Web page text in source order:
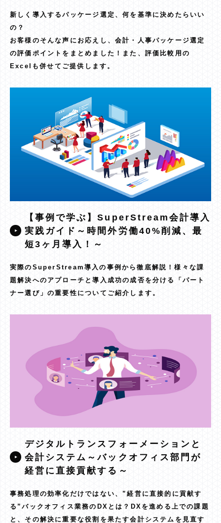
新しく導入するパッケージ選定、何を基準に決めたらいい
の？
お客様のそんな声にお応えし、会計・人事パッケージ選定
の評価ポイントをまとめました！また、評価比較用の
Excelも併せてご提供します。
【事例で学ぶ】SuperStream会計導入
実践ガイド～時間外労働40%削減、最
短3ヶ月導入！～
実際のSuperStream導入の事例から徹底解説！様々な課
題解決へのアプローチと導入成功の成否を分ける「パート
ナー選び」の重要性についてご紹介します。
デジタルトランスフォーメーションと
会計システム～バックオフィス部門が
経営に直接貢献する～
事務処理の効率化だけではない、”経営に直接的に貢献す
る”バックオフィス業務のDXとは？DXを進める上での課題
と、その解決に重要な役割を果たす会計システムを見直す